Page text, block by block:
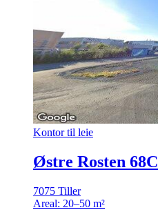
Kontor til leie
Østre Rosten 68C
7075 Tiller
Areal: 20–50 m²